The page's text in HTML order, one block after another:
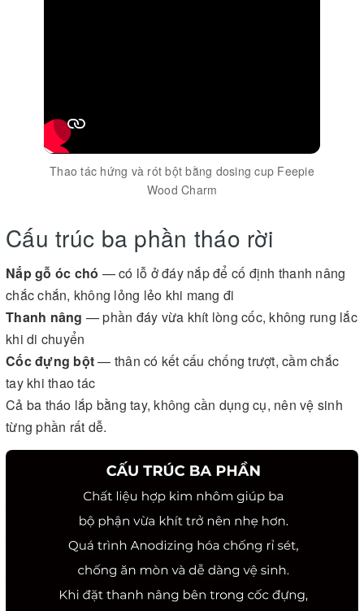
Thao tác hứng và rót bột bằng dosing cup Feepie
Wood Charm
Cấu trúc ba phần tháo rời
Nắp gỗ óc chó — có lỗ ở đáy nắp để cố định thanh nâng
chắc chắn, không lỏng lẻo khi mang đi
Thanh nâng — phần đáy vừa khít lòng cốc, không rung lắc
khi di chuyển
Cốc đựng bột— thân có kết cấu chống trượt, cầm chắc
tay khi thao tác
Cả ba tháo lắp bằng tay, không cần dụng cụ, nên vệ sinh
từng phần rất dễ.